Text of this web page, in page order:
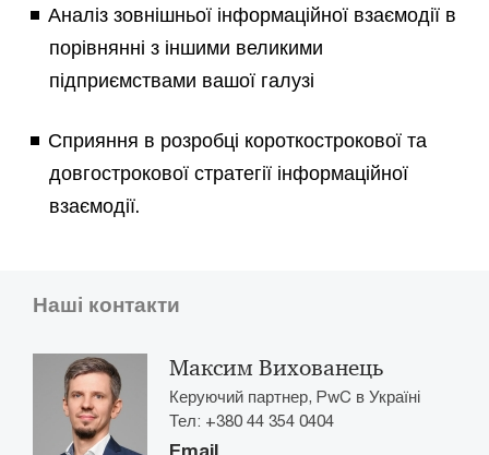
Аналіз зовнішньої інформаційної взаємодії в
порівнянні з іншими великими
підприємствами вашої галузі
Сприяння в розробці короткострокової та
довгострокової стратегії інформаційної
взаємодії.
Наші контакти
Максим Вихованець
Керуючий партнер, PwC в Україні
Тел: +380 44 354 0404
Email